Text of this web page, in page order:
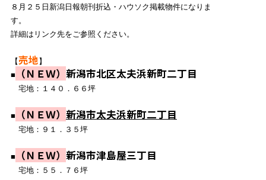
８月２５日新潟日報朝刊折込・ハウソク掲載物件になりま
す。
詳細はリンク先をご参照ください。
【売地】
■
（ＮＥＷ） 新潟市北区太夫浜新町二丁目
宅地：１４０．６６坪
■ （ＮＥＷ） 新潟市太夫浜新町二丁目
宅地：９１．３５坪
■ （ＮＥＷ） 新潟市津島屋三丁目
宅地：５５．７６坪